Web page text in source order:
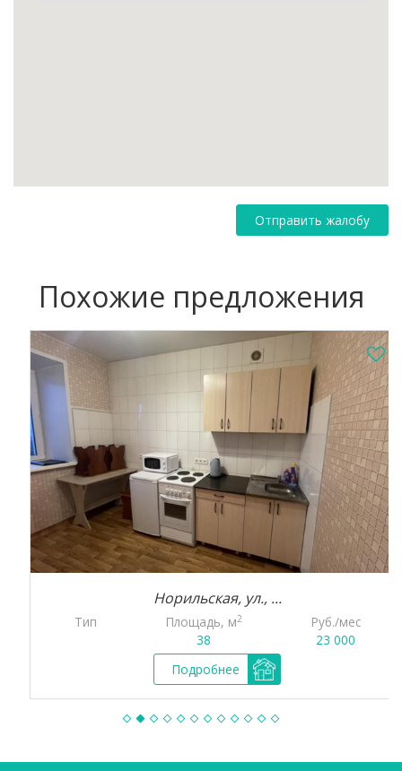
Отправить жалобу
Похожие предложения
Норильская, ул., ...
Тип Площадь, м
Руб./мес
23 000
Подробнее